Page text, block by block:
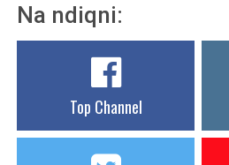
Na ndiqni:
Top Channel